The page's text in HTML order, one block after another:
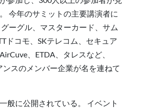
今年のサミットの主要講演者に
グーグル、マスターカード、サム
ドコモ、SKテレコム、セキュア
、ETDA、タレスなど、
ンスのメンバー企業が名を連ねて
般に公開されている。 イベント